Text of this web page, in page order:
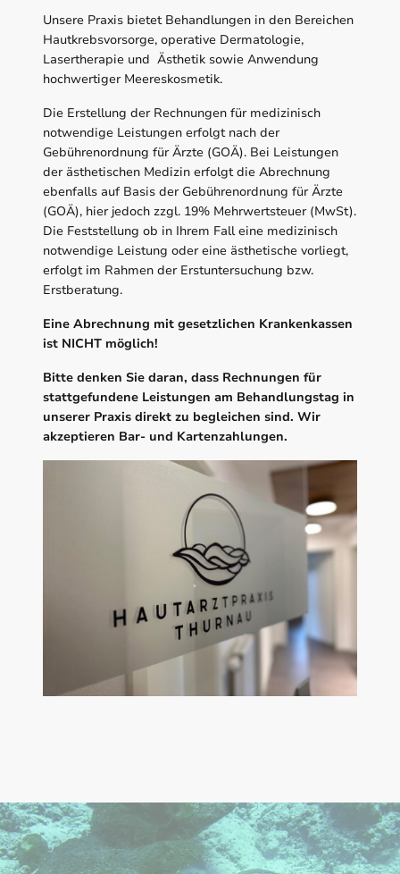
Unsere Praxis bietet Behandlungen in den Bereichen
Hautkrebsvorsorge, operative Dermatologie,
Lasertherapie und Ästhetik sowie Anwendung
hochwertiger Meereskosmetik.
Die Erstellung der Rechnungen für medizinisch
notwendige Leistungen erfolgt nach der
Gebührenordnung für Ärzte (GOÄ). Bei Leistungen
der ästhetischen Medizin erfolgt die Abrechnung
ebenfalls auf Basis der Gebührenordnung für Ärzte
(GOÄ), hier jedoch zzgl. 19% Mehrwertsteuer (MwSt).
Die Feststellung ob in Ihrem Fall eine medizinisch
notwendige Leistung oder eine ästhetische vorliegt,
erfolgt im Rahmen der Erstuntersuchung bzw.
Erstberatung.
Eine Abrechnung mit gesetzlichen Krankenkassen
ist NICHT möglich!
Bitte denken Sie daran, dass Rechnungen für
stattgefundene Leistungen am Behandlungstag in
unserer Praxis direkt zu begleichen sind. Wir
akzeptieren Bar- und Kartenzahlungen.